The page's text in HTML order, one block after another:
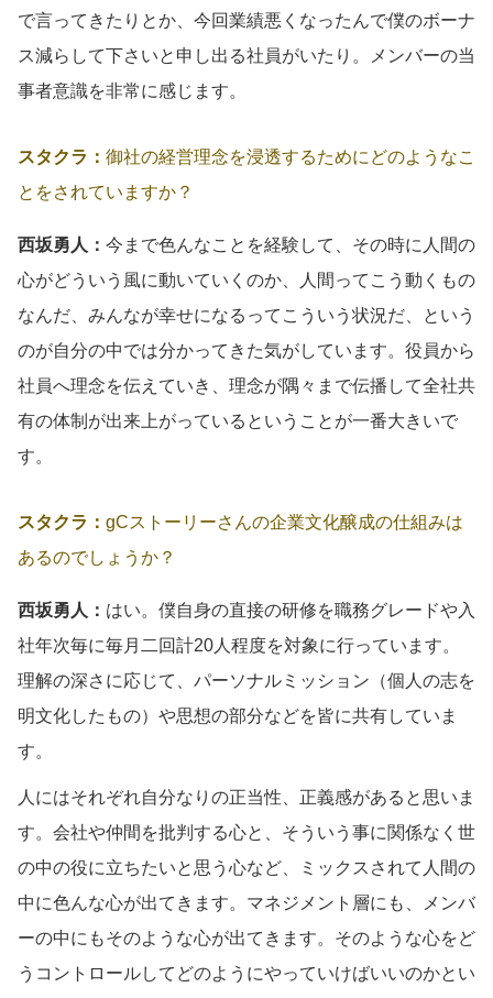
で言ってきたりとか、今回業績悪くなったんで僕のボーナ
ス減らして下さいと申し出る社員がいたり。メンバーの当
事者意識を非常に感じます。
スタクラ： 御社の経営理念を浸透するためにどのようなこ
とをされていますか？
西坂勇人： 今まで色んなことを経験して、その時に人間の
心がどういう風に動いていくのか、人間ってこう動くもの
なんだ、みんなが幸せになるってこういう状況だ、という
のが自分の中では分かってきた気がしています。役員から
社員へ理念を伝えていき、理念が隅々まで伝播して全社共
有の体制が出来上がっているということが一番大きいで
す。
スタクラ： gCストーリーさんの企業文化醸成の仕組みは
あるのでしょうか？
西坂勇人： はい。僕自身の直接の研修を職務グレードや入
社年次毎に毎月二回計20人程度を対象に行っています。
理解の深さに応じて、パーソナルミッション（個人の志を
明文化したもの）や思想の部分などを皆に共有していま
す。
人にはそれぞれ自分なりの正当性、正義感があると思いま
す。会社や仲間を批判する心と、そういう事に関係なく世
の中の役に立ちたいと思う心など、ミックスされて人間の
中に色んな心が出てきます。マネジメント層にも、メンバ
ーの中にもそのような心が出てきます。そのような心をど
うコントロールしてどのようにやっていけばいいのかとい